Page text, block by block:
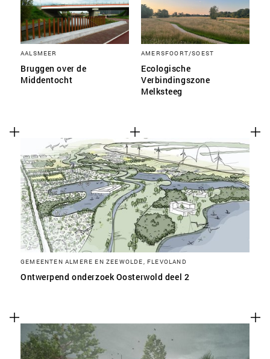
AALSMEER
Bruggen over de
Middentocht
AMERSFOORT/SOEST
Ecologische
Verbindingszone
Melksteeg
GEMEENTEN ALMERE EN ZEEWOLDE, FLEVOLAND
Ontwerpend onderzoek Oosterwold deel 2